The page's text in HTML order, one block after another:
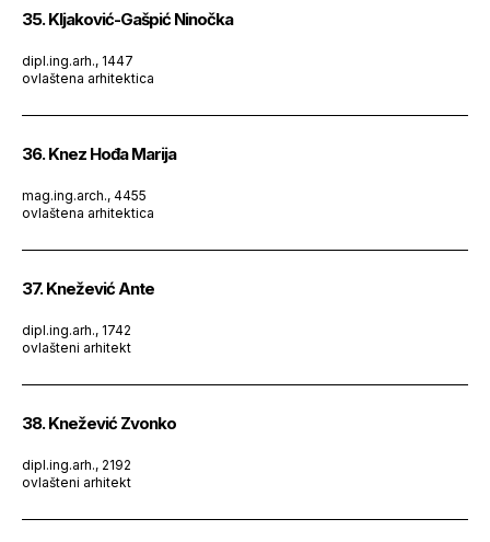
35. Kljaković-Gašpić Ninočka
dipl.ing.arh., 1447
ovlaštena arhitektica
36. Knez Hođa Marija
mag.ing.arch., 4455
ovlaštena arhitektica
37. Knežević Ante
dipl.ing.arh., 1742
ovlašteni arhitekt
38. Knežević Zvonko
dipl.ing.arh., 2192
ovlašteni arhitekt